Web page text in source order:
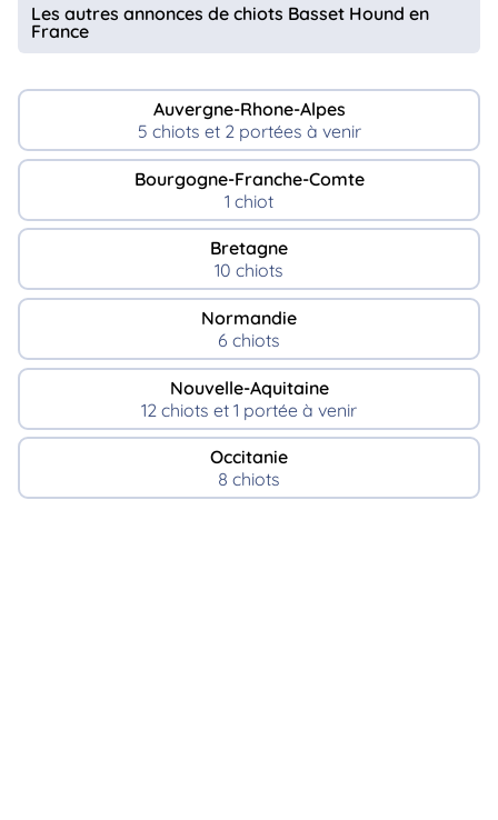
Les autres annonces de chiots Basset Hound en
France
Auvergne-Rhone-Alpes
5 chiots et 2 portées à venir
Bourgogne-Franche-Comte
1 chiot
Bretagne
10 chiots
Normandie
6 chiots
Nouvelle-Aquitaine
12 chiots et 1 portée à venir
Occitanie
8 chiots